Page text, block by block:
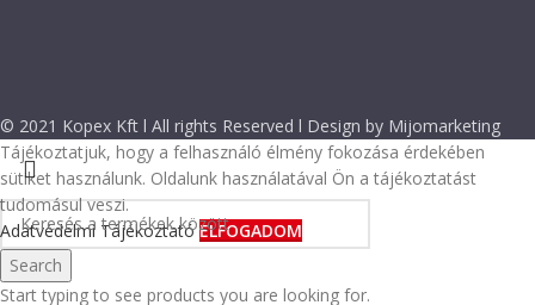
© 2021 Kopex Kft l All rights Reserved l Design by Mijomarketing
Search
Start typing to see products you are looking for.
Tájékoztatjuk, hogy a felhasználó élmény fokozása érdekében
sütiket használunk. Oldalunk használatával Ön a tájékoztatást
tudomásul veszi.
Adatvédelmi TájékoztatóELFOGADOM